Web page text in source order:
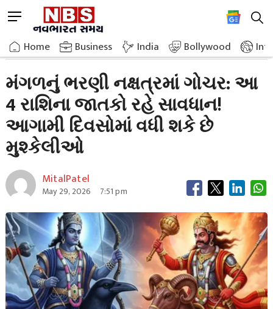
to
content
M
n
u
u
t
o
Home Business India Bollywood
Home»Breaking News»Transit Of Mars In Bharni Nakshatra
મંગળનું ભરણી નક્ષત્રમાં ગોચર: આ
4 રાશિના જાતકો રહે સાવધાન!
આગામી દિવસોમાં વધી શકે છે
મુશ્કેલીઓ
MitalPatel
May 29, 2026 7:51 pm